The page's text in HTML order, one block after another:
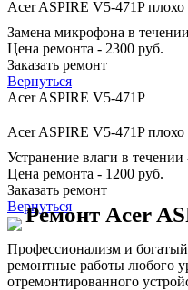
Acer ASPIRE V5-471P плохо
Замена микрофона в
Цена ремонта - 2300 руб.
Заказать ремонт
Вернуться
Acer ASPIRE V5-471P
Acer ASPIRE V5-471P плохо
Устранение влаги в
Цена ремонта - 1200 руб.
Заказать ремонт
Вернуться
Ремонт Acer
Профессионализм и
ремонтные работы любого
отремонтированного